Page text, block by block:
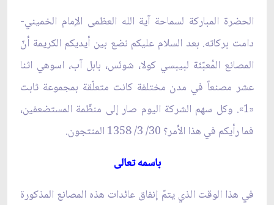
الحضرة المباركة لسماحة آية الله العظمى الإمام الخميني-
دامت بركاته. بعد السلام عليكم نضع بين أيديكم الكريمة أنّ
المصانع المُعبّئة لبيبسي كولا، شوئس، بابل آب، اسوهي اثنا
عشر مصنعاً في مدن مختلفة كانت متعلّقة بمجموعة ثابت
«1». وكل سهم الشركة اليوم صار إلى منظّمة المستضعفين،
فما رأيكم في هذا الأمر؟ 30/ 3/ 1358 المنتجون‏.
باسمه تعالى‏
في هذا الوقت الذي يتمّ إنفاق عائدات هذه المصانع المذكورة